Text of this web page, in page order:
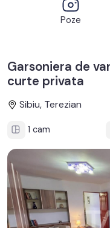
Poze
Garsoniera de
curte privata
Sibiu, Terezian
1 cam